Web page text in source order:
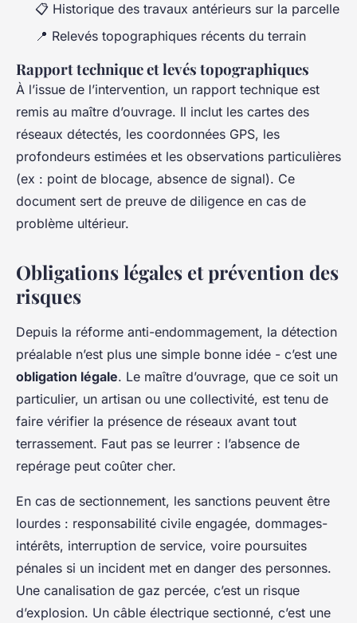
📋 Historique des travaux antérieurs sur la parcelle
📍 Relevés topographiques récents du terrain
Rapport technique et levés topographiques
À l’issue de l’intervention, un rapport technique est
remis au maître d’ouvrage. Il inclut les cartes des
réseaux détectés, les coordonnées GPS, les
profondeurs estimées et les observations particulières
(ex : point de blocage, absence de signal). Ce
document sert de preuve de diligence en cas de
problème ultérieur.
Obligations légales et prévention des
risques
Depuis la réforme anti-endommagement, la détection
préalable n’est plus une simple bonne idée - c’est une
obligation légale. Le maître d’ouvrage, que ce soit un
particulier, un artisan ou une collectivité, est tenu de
faire vérifier la présence de réseaux avant tout
terrassement. Faut pas se leurrer : l’absence de
repérage peut coûter cher.
En cas de sectionnement, les sanctions peuvent être
lourdes : responsabilité civile engagée, dommages-
intérêts, interruption de service, voire poursuites
pénales si un incident met en danger des personnes.
Une canalisation de gaz percée, c’est un risque
d’explosion. Un câble électrique sectionné, c’est une